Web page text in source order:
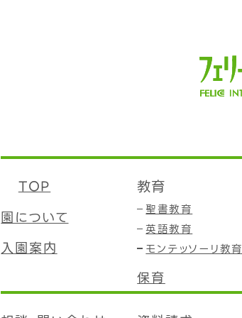
TOP
園について
入園案内
教育
聖書教育
英語教育
モンテッソーリ教育
保育